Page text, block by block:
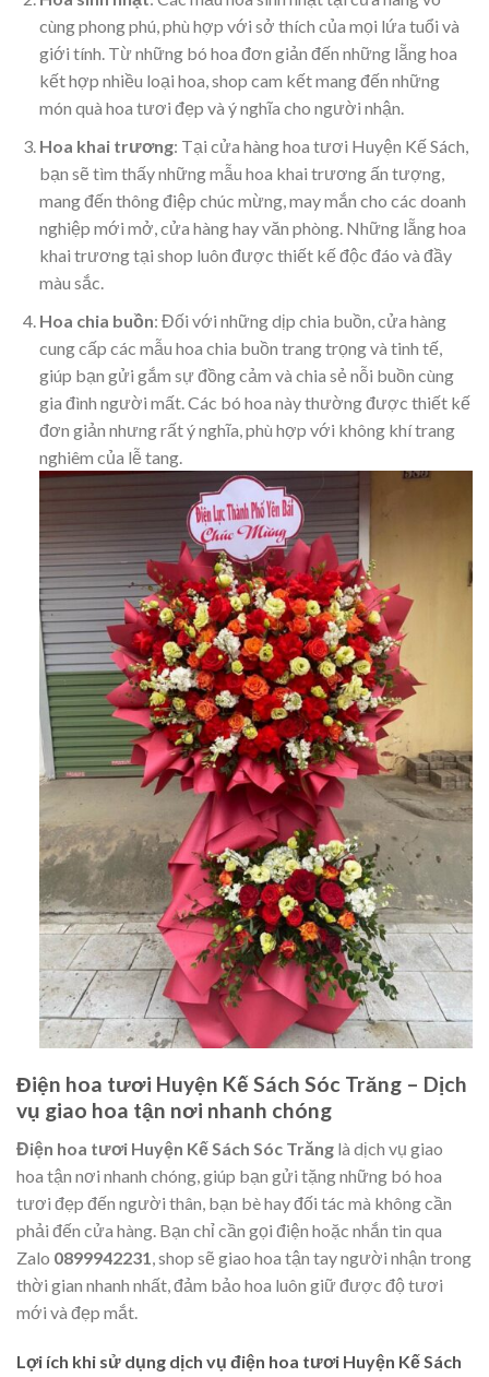
cùng phong phú, phù hợp với sở thích của mọi lứa tuổi và
giới tính. Từ những bó hoa đơn giản đến những lẵng hoa
kết hợp nhiều loại hoa, shop cam kết mang đến những
món quà hoa tươi đẹp và ý nghĩa cho người nhận.
Hoa khai trương: Tại cửa hàng hoa tươi Huyện Kế Sách,
bạn sẽ tìm thấy những mẫu hoa khai trương ấn tượng,
mang đến thông điệp chúc mừng, may mắn cho các doanh
nghiệp mới mở, cửa hàng hay văn phòng. Những lẵng hoa
khai trương tại shop luôn được thiết kế độc đáo và đầy
màu sắc.
Hoa chia buồn: Đối với những dịp chia buồn, cửa hàng
cung cấp các mẫu hoa chia buồn trang trọng và tinh tế,
giúp bạn gửi gắm sự đồng cảm và chia sẻ nỗi buồn cùng
gia đình người mất. Các bó hoa này thường được thiết kế
đơn giản nhưng rất ý nghĩa, phù hợp với không khí trang
nghiêm của lễ tang.
Điện hoa tươi Huyện Kế Sách Sóc Trăng – Dịch
vụ giao hoa tận nơi nhanh chóng
Điện hoa tươi Huyện Kế Sách Sóc Trăng là dịch vụ giao
hoa tận nơi nhanh chóng, giúp bạn gửi tặng những bó hoa
tươi đẹp đến người thân, bạn bè hay đối tác mà không cần
phải đến cửa hàng. Bạn chỉ cần gọi điện hoặc nhắn tin qua
Zalo 0899942231 , shop sẽ giao hoa tận tay người nhận trong
thời gian nhanh nhất, đảm bảo hoa luôn giữ được độ tươi
mới và đẹp mắt.
Lợi ích khi sử dụng dịch vụ điện hoa tươi Huyện Kế Sách